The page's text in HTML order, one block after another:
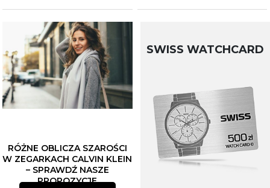
RÓŻNE OBLICZA SZAROŚCI
W ZEGARKACH CALVIN KLEIN
– SPRAWDŹ NASZE
PROPOZYCJE
SWISS WATCHCARD